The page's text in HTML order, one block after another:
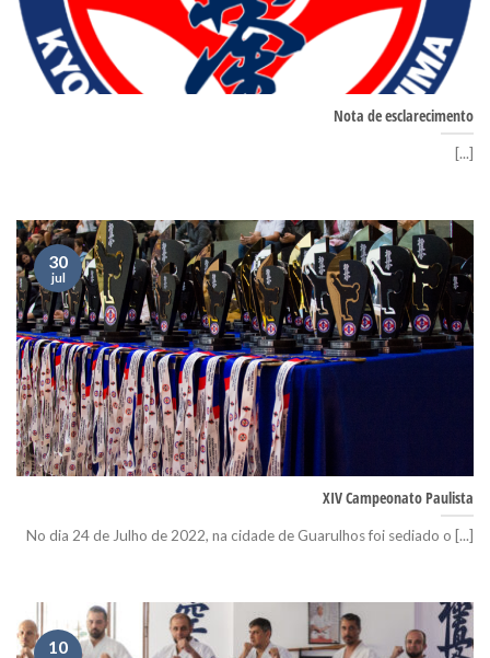
Nota de esclarecimento
[...]
XIV Campeonato Paulista
No dia 24 de Julho de 2022, na cidade de Guarulhos foi sediado o [...]
30
jul
10